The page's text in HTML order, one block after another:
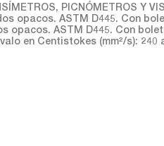
PICNÓMETROS Y
opacos. ASTM D445. Con
opacos. ASTM D445. Con
en Centistokes (mm²/s): 240